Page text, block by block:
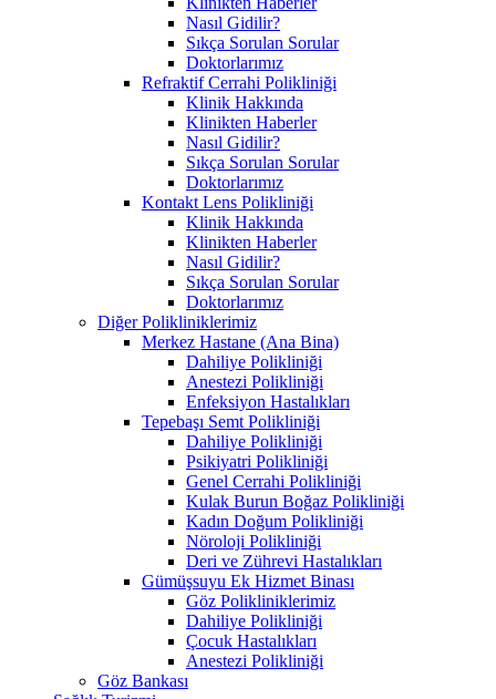
Nasıl Gidilir?
Sıkça Sorulan Sorular
Doktorlarımız
Refraktif Cerrahi Polikliniği
Klinik Hakkında
Klinikten Haberler
Nasıl Gidilir?
Sıkça Sorulan Sorular
Doktorlarımız
Kontakt Lens Polikliniği
Klinik Hakkında
Klinikten Haberler
Nasıl Gidilir?
Sıkça Sorulan Sorular
Doktorlarımız
Diğer Polikliniklerimiz
Merkez Hastane (Ana Bina)
Dahiliye Polikliniği
Anestezi Polikliniği
Enfeksiyon Hastalıkları
Tepebaşı Semt Polikliniği
Dahiliye Polikliniği
Psikiyatri Polikliniği
Genel Cerrahi Polikliniği
Kulak Burun Boğaz Polikliniği
Kadın Doğum Polikliniği
Nöroloji Polikliniği
Deri ve Zührevi Hastalıkları
Gümüşsuyu Ek Hizmet Binası
Göz Polikliniklerimiz
Dahiliye Polikliniği
Çocuk Hastalıkları
Anestezi Polikliniği
Göz Bankası